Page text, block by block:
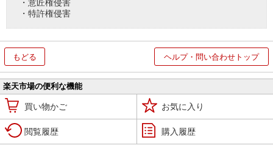
・意匠権侵害
・特許権侵害
もどる ヘルプ・問い合わせトップ
楽天市場の便利な機能
買い物かご お気に入り
閲覧履歴 購入履歴